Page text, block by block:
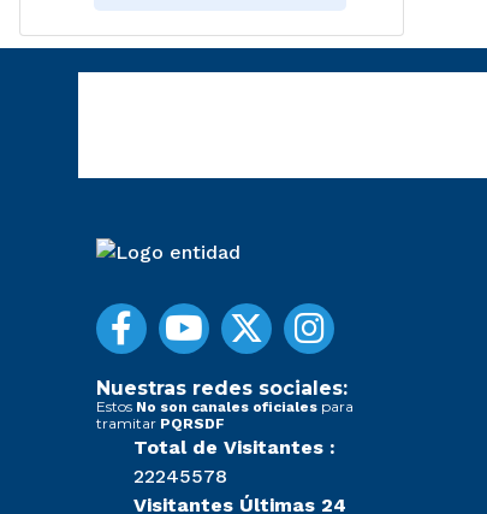
Nuestras redes sociales:
Estos No son canales oficiales para
tramitar PQRSDF
Total de Visitantes :
22245578
Visitantes Últimas 24